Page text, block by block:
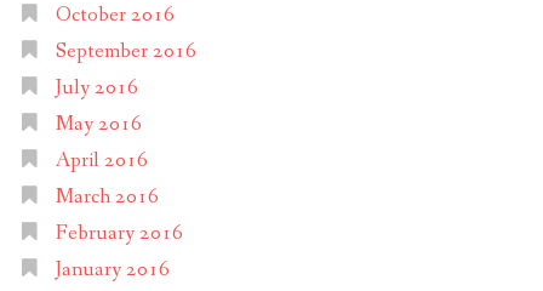
October 2016
September 2016
July 2016
May 2016
April 2016
March 2016
February 2016
January 2016